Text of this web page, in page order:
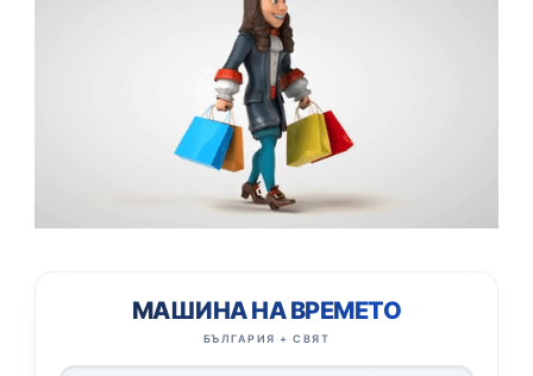
МАШИНА НА ВРЕМЕТО
БЪЛГАРИЯ + СВЯТ